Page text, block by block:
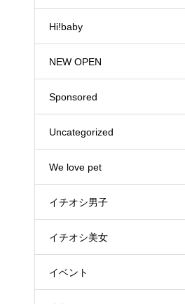
Hi!baby
NEW OPEN
Sponsored
Uncategorized
We love pet
イチオシ男子
イチオシ美女
イベント